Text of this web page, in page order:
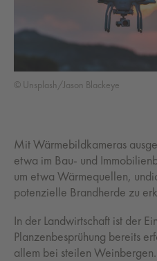
© Unsplash/Jason Blackeye
Mit Wärmebildkameras
etwa im Bau- und
um etwa Wärmequellen,
potenzielle Brandherde zu
In der Landwirtschaft ist der
Planzenbesprühung bereits
allem bei steilen Weinbergen.